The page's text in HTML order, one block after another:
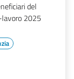
del
2025